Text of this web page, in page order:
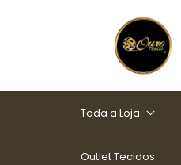
Toda a Loja
Outlet Tecidos